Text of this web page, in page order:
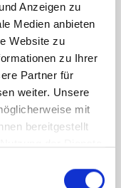
Anzeigen zu
Medien anbieten
Website zu
zu Ihrer
Partner für
weiter. Unsere
mit
bereitgestellt
den
ohne
zu kaufen?